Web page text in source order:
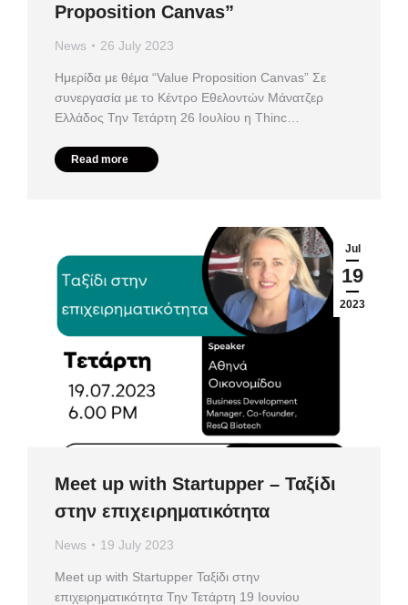
Proposition Canvas”
News 26 July 2023
Ημερίδα με θέμα “Value Proposition Canvas” Σε
συνεργασία με το Κέντρο Εθελοντών Μάνατζερ
Ελλάδος Την Τετάρτη 26 Ιουλίου η Thinc…
Read more
Jul
19
2023
Meet up with Startupper – Ταξίδι
στην επιχειρηματικότητα
News 19 July 2023
Meet up with Startupper Ταξίδι στην
επιχειρηματικότητα Την Τετάρτη 19 Ιουνίου